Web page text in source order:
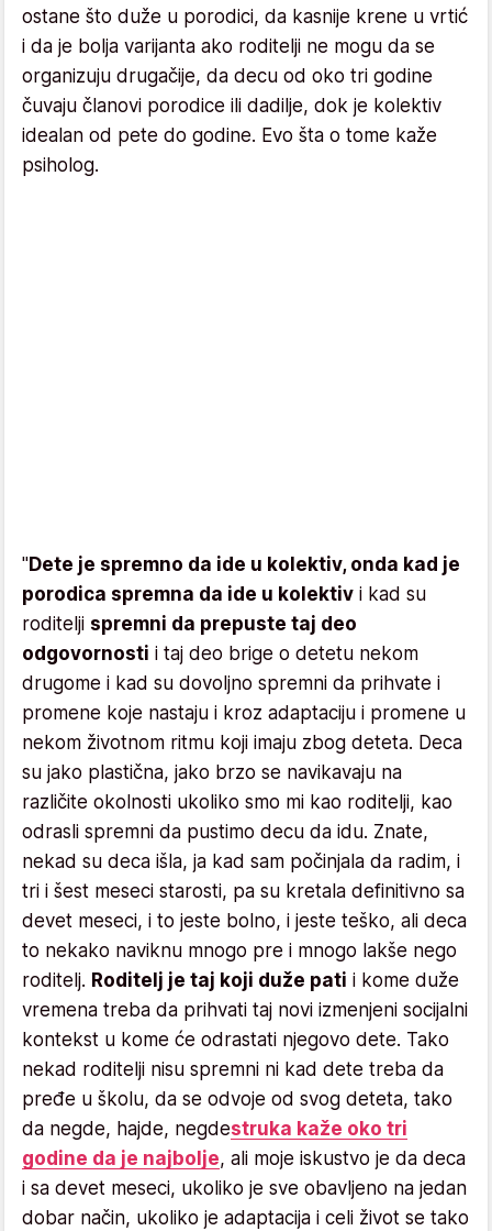
ostane što duže u porodici, da kasnije krene u vrtić
i da je bolja varijanta ako roditelji ne mogu da se
organizuju drugačije, da decu od oko tri godine
čuvaju članovi porodice ili dadilje, dok je kolektiv
idealan od pete do godine. Evo šta o tome kaže
psiholog.
"Dete je spremno da ide u kolektiv, onda kad je
porodica spremna da ide u kolektiv i kad su
roditelji spremni da prepuste taj deo
odgovornosti i taj deo brige o detetu nekom
drugome i kad su dovoljno spremni da prihvate i
promene koje nastaju i kroz adaptaciju i promene u
nekom životnom ritmu koji imaju zbog deteta. Deca
su jako plastična, jako brzo se navikavaju na
različite okolnosti ukoliko smo mi kao roditelji, kao
odrasli spremni da pustimo decu da idu. Znate,
nekad su deca išla, ja kad sam počinjala da radim, i
tri i šest meseci starosti, pa su kretala definitivno sa
devet meseci, i to jeste bolno, i jeste teško, ali deca
to nekako naviknu mnogo pre i mnogo lakše nego
roditelj. Roditelj je taj koji duže pati i kome duže
vremena treba da prihvati taj novi izmenjeni socijalni
kontekst u kome će odrastati njegovo dete. Tako
nekad roditelji nisu spremni ni kad dete treba da
pređe u školu, da se odvoje od svog deteta, tako
da negde, hajde, negdestruka kaže oko tri
godine da je najbolje, ali moje iskustvo je da deca
i sa devet meseci, ukoliko je sve obavljeno na jedan
dobar način, ukoliko je adaptacija i celi život se tako